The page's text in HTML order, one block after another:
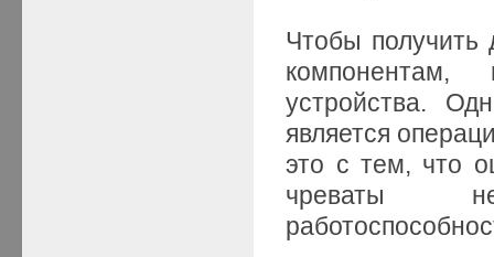
Чтобы получить
компонентам,
устройства.
является
это с тем, что
чреваты